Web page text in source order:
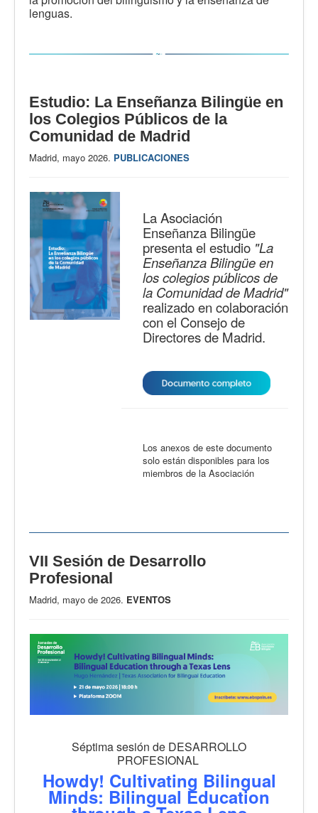
lenguas.
Estudio: La Enseñanza Bilingüe en
los Colegios Públicos de la
Comunidad de Madrid
Madrid, mayo 2026. PUBLICACIONES
La Asociación
Enseñanza Bilingüe
presenta el estudio "La
Enseñanza Bilingüe en
los colegios públicos de
la Comunidad de Madrid"
realizado en colaboración
con el Consejo de
Directores de Madrid.
Los anexos de este documento
solo están disponibles para los
miembros de la Asociación
VII Sesión de Desarrollo
Profesional
Madrid, mayo de 2026. EVENTOS
Séptima sesión de DESARROLLO
PROFESIONAL
Howdy! Cultivating Bilingual
Minds: Bilingual Education